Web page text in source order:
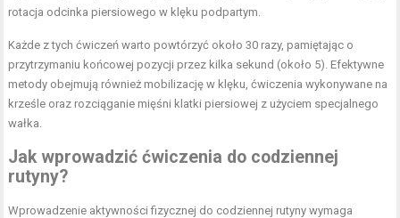
rotacja odcinka piersiowego w klęku podpartym.
Każde z tych ćwiczeń warto powtórzyć około 30 razy, pamiętając o
przytrzymaniu końcowej pozycji przez kilka sekund (około 5). Efektywne
metody obejmują również mobilizację w klęku, ćwiczenia wykonywane na
krześle oraz rozciąganie mięśni klatki piersiowej z użyciem specjalnego
wałka.
Jak wprowadzić ćwiczenia do codziennej
rutyny?
Wprowadzenie aktywności fizycznej do codziennej rutyny wymaga